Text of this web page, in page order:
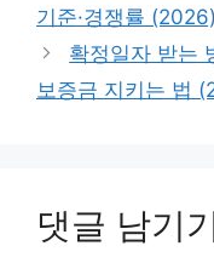
기준·경쟁률 (2026)
확정일자 받는
보증금 지키는 법
댓글 남기